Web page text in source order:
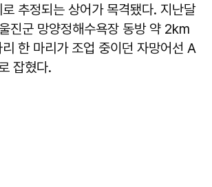
추정되는 상어가 목격됐다. 지난달
진군 망양정해수욕장 동방 약 2km
한 마리가 조업 중이던 자망어선 A
잡혔다.